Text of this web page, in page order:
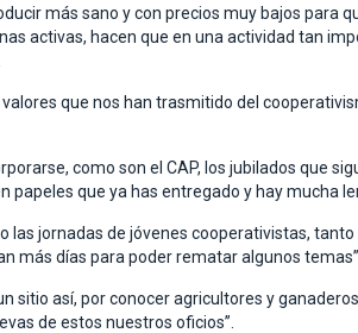
más sano y con precios muy bajos para
activas, hacen que en una actividad tan
que nos han trasmitido del
como son el CAP, los jubilados que
que ya has entregado y hay mucha
las jornadas de jóvenes cooperativistas,
más días para poder rematar algunos temas”
sitio así, por conocer agricultores y
de estos nuestros oficios”.